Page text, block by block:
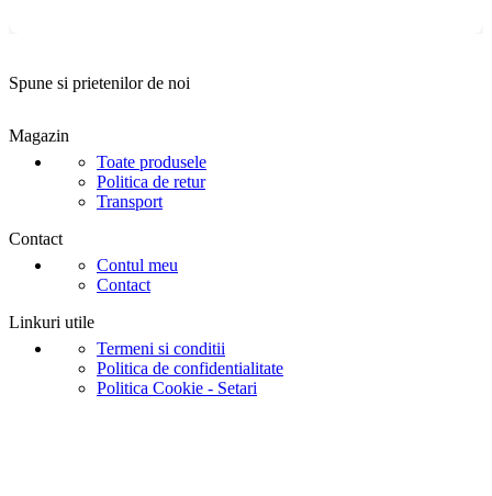
Spune si prietenilor de noi
Magazin
Toate produsele
Politica de retur
Transport
Contact
Contul meu
Contact
Linkuri utile
Termeni si conditii
Politica de confidentialitate
Politica Cookie - Setari